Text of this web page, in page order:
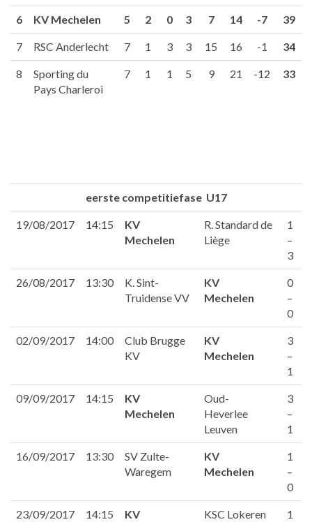
6 KV Mechelen 5 2 0 3 7 14 -7 39
7 RSC Anderlecht 7 1 3 3 15 16 -1 34
8
Sporting du
Pays Charleroi
7 1 1 5 9 21 -12 33
eerste competitiefase U17
19/08/2017 14:15
KV
Mechelen
R. Standard de
Liège
1
–
3
26/08/2017 13:30
K. Sint-
Truidense VV
KV
Mechelen
0
–
0
02/09/2017 14:00
Club Brugge
KV
KV
Mechelen
3
–
1
09/09/2017 14:15
KV
Mechelen
Oud-
Heverlee
Leuven
3
–
1
16/09/2017 13:30
SV Zulte-
Waregem
KV
Mechelen
1
–
0
23/09/2017 14:15
KV
KSC Lokeren
1